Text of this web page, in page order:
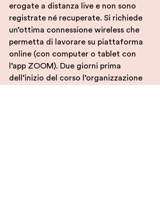
erogate a distanza live e non sono
registrate né recuperate. Si richiede
un’ottima connessione wireless che
permetta di lavorare su piattaforma
online (con computer o tablet con
l’app ZOOM). Due giorni prima
dell’inizio del corso l’organizzazione